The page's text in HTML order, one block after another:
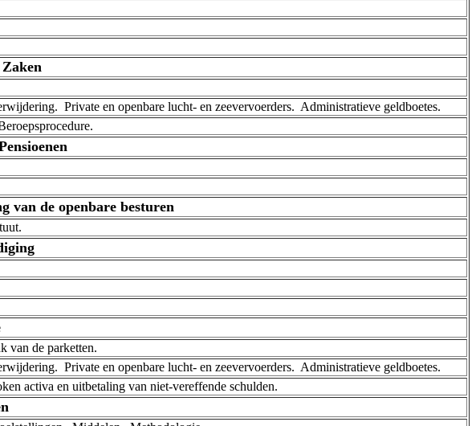
Private en openbare lucht- en zeevervoerders. ­ Administratieve geldboetes.
van de openbare besturen
van de parketten.
Private en openbare lucht- en zeevervoerders. ­ Administratieve geldboetes.
activa en uitbetaling van niet-vereffende schulden.